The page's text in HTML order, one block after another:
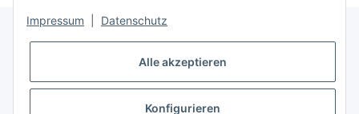
Gesetzliche Informationen
Impressum Datenschutz
Alle akzeptieren
Konfigurieren